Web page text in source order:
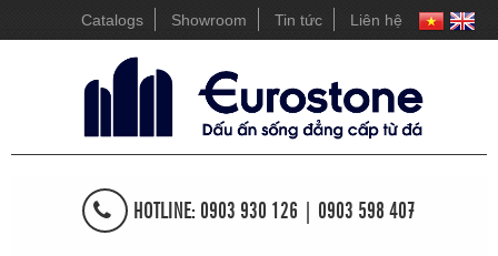
Catalogs Showroom Tin tức Liên hệ
HOTLINE: 0903 930 126 | 0903 598 407